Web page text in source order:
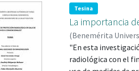
pasado y como a
acontecimientos de
cuáles son los
consecuencias
Tesina
La importancia
(Benemérita
"En esta
radiológica con el